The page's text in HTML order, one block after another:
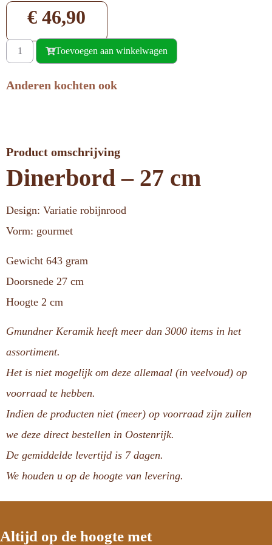
€ 46,90
Toevoegen aan winkelwagen
Anderen kochten ook
Product omschrijving
Dinerbord – 27 cm
Design: Variatie robijnrood
Vorm: gourmet
Gewicht 643 gram
Doorsnede 27 cm
Hoogte 2 cm
Gmundner Keramik heeft meer dan 3000 items in het
assortiment.
Het is niet mogelijk om deze allemaal (in veelvoud) op
voorraad te hebben.
Indien de producten niet (meer) op voorraad zijn zullen
we deze direct bestellen in Oostenrijk.
De gemiddelde levertijd is 7 dagen.
We houden u op de hoogte van levering.
Altijd op de hoogte met